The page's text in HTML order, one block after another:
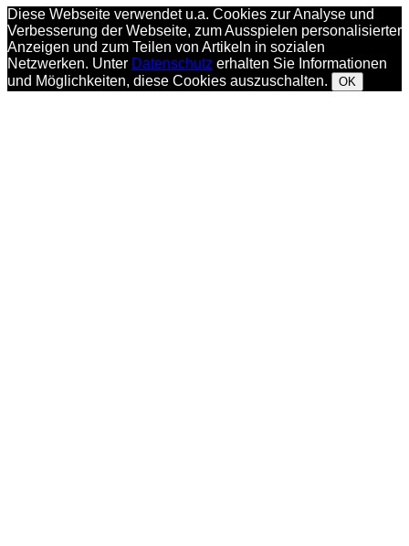
Diese Webseite verwendet u.a. Cookies zur Analyse und
Verbesserung der Webseite, zum Ausspielen personalisierter
Anzeigen und zum Teilen von Artikeln in sozialen
Netzwerken. Unter Datenschutz erhalten Sie Informationen
und Möglichkeiten, diese Cookies auszuschalten.
OK